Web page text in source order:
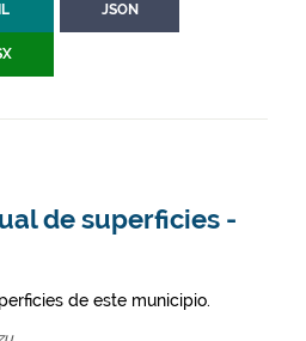
JSON
de superficies -
de este municipio.